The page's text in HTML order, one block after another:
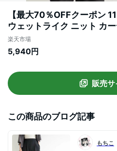
【最大70％OFFクーポン
ウェットライク ニット カ
ィース トップス Vネック 羽
袖 リブ袖 着回し リサイク
冬 M L サイズ 洗濯可 for/c
天room
楽天市場
5,940円
販売
この商品のブログ記事
もちこ